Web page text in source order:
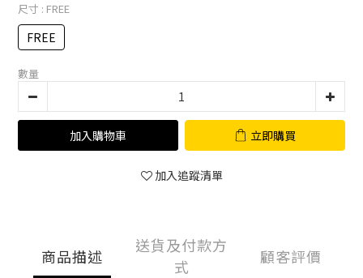
尺寸 : FREE
FREE
數量
加入購物車 立即購買
加入追蹤清單
商品描述
送貨及付款方
式
顧客評價